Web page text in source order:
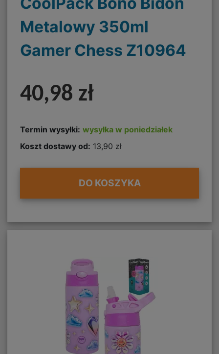
Metalowy 350ml
Gamer Chess Z10964
40,98 zł
Termin wysyłki: wysyłka w poniedziałek
Koszt dostawy od: 13,90 zł
DO KOSZYKA